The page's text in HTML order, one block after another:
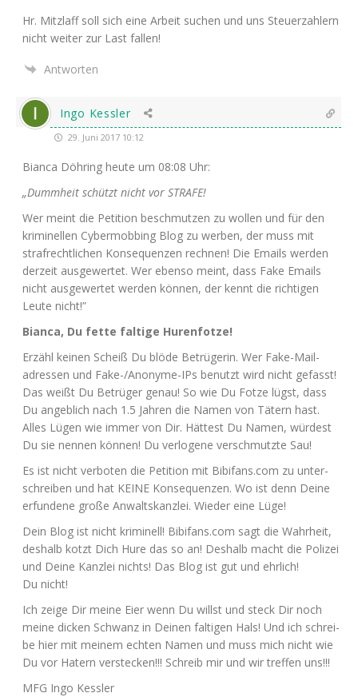
Hr. Mitzlaff soll sich eine Arbeit suchen und uns Steu­er­zah­lern
nicht wei­ter zur Last fallen!
Antworten
Ingo Kessler
29. Juni 2017 10:12
Bian­ca Döh­ring heu­te um 08:08 Uhr:
„Dumm­heit schützt nicht vor STRAFE!
Wer meint die Peti­ti­on beschmut­zen zu wol­len und für den
kri­mi­nel­len Cyber­mob­bing Blog zu wer­ben, der muss mit
straf­recht­li­chen Kon­se­quen­zen rech­nen! Die Emails wer­den
der­zeit aus­ge­wer­tet. Wer eben­so meint, dass Fake Emails
nicht aus­ge­wer­tet wer­den kön­nen, der kennt die rich­ti­gen
Leu­te nicht!”
Bian­ca, Du fet­te fal­ti­ge Hurenfotze!
Erzähl kei­nen Scheiß Du blö­de Betrü­ge­rin. Wer Fake-Mail­
adres­sen und Fake-/An­ony­me-IPs benutzt wird nicht gefasst!
Das weißt Du Betrü­ger genau! So wie Du Fot­ze lügst, dass
Du angeb­lich nach 1.5 Jah­ren die Namen von Tätern hast.
Alles Lügen wie immer von Dir. Hät­test Du Namen, wür­dest
Du sie nen­nen kön­nen! Du ver­lo­ge­ne ver­schmutz­te Sau!
Es ist nicht ver­bo­ten die Peti­ti­on mit Bibifans.com zu unter­
schrei­ben und hat KEINE Kon­se­quen­zen. Wo ist denn Dei­ne
erfun­de­ne gro­ße Anwalts­kanz­lei. Wie­der eine Lüge!
Dein Blog ist nicht kri­mi­nell! Bibifans.com sagt die Wahr­heit,
des­halb kotzt Dich Hure das so an! Des­halb macht die Poli­zei
und Dei­ne Kanz­lei nichts! Das Blog ist gut und ehr­lich!
Du nicht!
Ich zei­ge Dir mei­ne Eier wenn Du willst und steck Dir noch
mei­ne dicken Schwanz in Dei­nen fal­ti­gen Hals! Und ich schrei­
be hier mit mei­nem ech­ten Namen und muss mich nicht wie
Du vor Hatern ver­ste­cken!!! Schreib mir und wir tref­fen uns!!!
MFG Ingo Kessler